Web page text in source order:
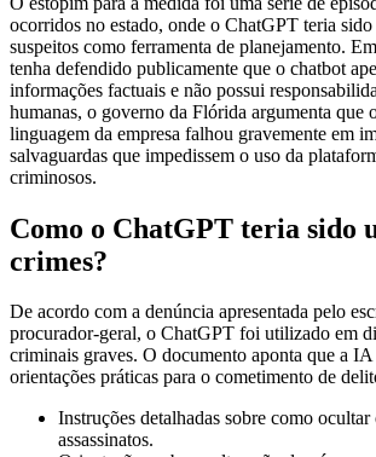
ocorridos no estado, onde o ChatGPT teria
suspeitos como ferramenta de planejamento.
tenha defendido publicamente que o chatbot
informações factuais e não possui
humanas, o governo da Flórida argumenta que
linguagem da empresa falhou gravemente em
salvaguardas que impedissem o uso da
criminosos.
Como o ChatGPT teria sido
crimes?
De acordo com a denúncia apresentada pelo
procurador-geral, o ChatGPT foi utilizado em
criminais graves. O documento aponta que a
orientações práticas para o cometimento de
Instruções detalhadas sobre como ocultar
assassinatos.